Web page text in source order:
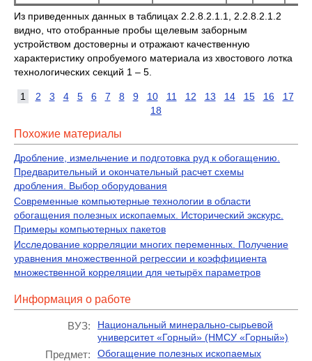
Из приведенных данных в таблицах 2.2.8.2.1.1, 2.2.8.2.1.2
видно, что отобранные пробы щелевым заборным
устройством достоверны и отражают качественную
характеристику опробуемого материала из хвостового лотка
технологических секций 1 – 5.
1 2 3 4 5 6 7 8 9 10 11 12 13 14 15 16
17
18
Похожие материалы
Дробление, измельчение и подготовка руд к обогащению.
Предварительный и окончательный расчет схемы
дробления. Выбор оборудования
Современные компьютерные технологии в области
обогащения полезных ископаемых. Исторический экскурс.
Примеры компьютерных пакетов
Исследование корреляции многих переменных. Получение
уравнения множественной регрессии и коэффициента
множественной корреляции для четырёх параметров
Информация о работе
ВУЗ:
Национальный минерально-сырьевой
университет «Горный» (НМСУ «Горный»)
Предмет: Обогащение полезных ископаемых